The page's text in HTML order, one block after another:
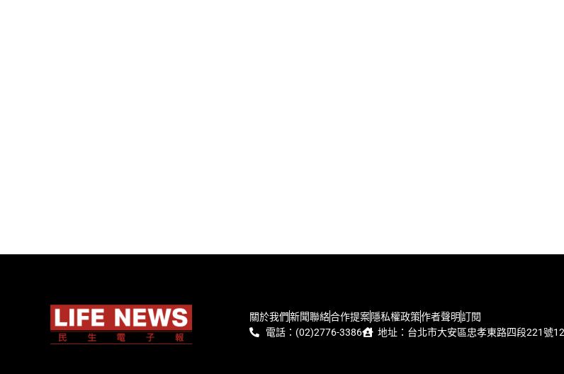
關於我們新聞聯絡合作提案隱私權政策作者聲明訂閱
電話：(02)2776-3386
地址：台北市大安區忠孝東路四段221號